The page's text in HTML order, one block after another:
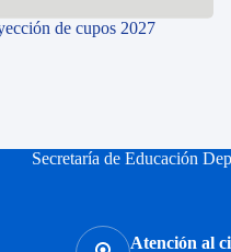
de cupos 2027
Secretaría de Educación
Atención al